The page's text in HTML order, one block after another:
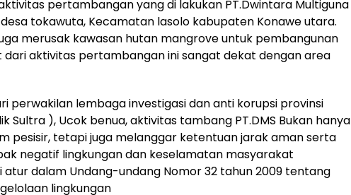
pertambangan yang di lakukan PT.Dwintara Multiguna
tokawuta, Kecamatan lasolo kabupaten Konawe utara.
merusak kawasan hutan mangrove untuk pembangunan
aktivitas pertambangan ini sangat dekat dengan area
perwakilan lembaga investigasi dan anti korupsi provinsi
Sultra ), Ucok benua, aktivitas tambang PT.DMS Bukan hanya
pesisir, tetapi juga melanggar ketentuan jarak aman serta
negatif lingkungan dan keselamatan masyarakat
atur dalam Undang-undang Nomor 32 tahun 2009 tentang
lingkungan